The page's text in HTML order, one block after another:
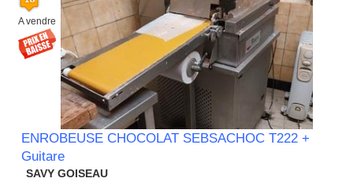
A vendre
ENROBEUSE CHOCOLAT SEBSACHOC T222 +
Guitare
SAVY GOISEAU